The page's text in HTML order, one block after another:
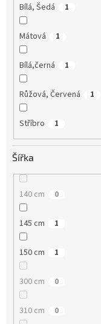
Bílá, Šedá 1
Mátová 1
Bílá,černá 1
Růžová, Červená 1
Stříbro 1
Šířka
140 cm 0
145 cm 1
150 cm 1
300 cm 0
310 cm 0